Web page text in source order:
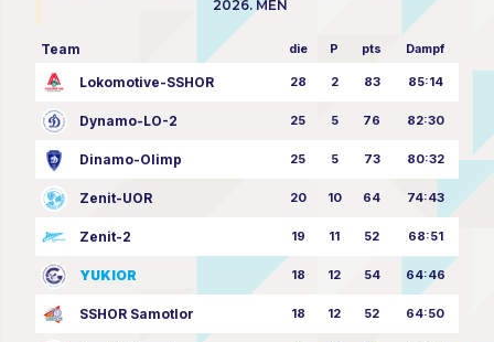
2026. MEN
Team die P pts Dampf
Lokomotive-SSHOR 28 2 83 85:14
Dynamo-LO-2 25 5 76 82:30
Dinamo-Olimp 25 5 73 80:32
Zenit-UOR 20 10 64 74:43
Zenit-2 19 11 52 68:51
YUKIOR 18 12 54 64:46
SSHOR Samotlor 18 12 52 64:50